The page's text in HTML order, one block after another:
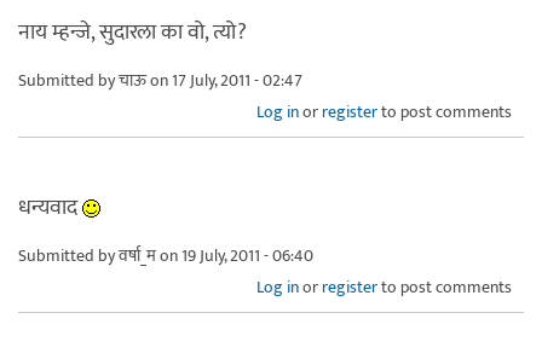
नाय म्हन्जे, सुदारला का वो, त्यो?
Submitted byचाऊon 17 July, 2011 - 02:47
Log inorregisterto post comments
धन्यवाद
Submitted byवर्षा_मon 19 July, 2011 - 06:40
Log inorregisterto post comments